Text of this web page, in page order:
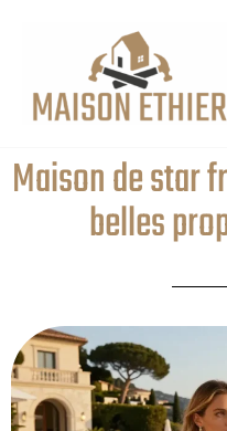
Maison de star
belles